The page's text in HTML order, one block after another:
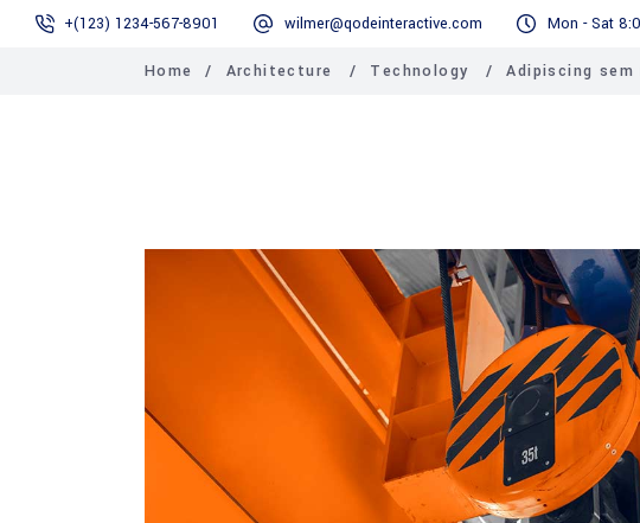
+(123) 1234-567-8901 wilmer@qodeinteractive.com Mon - Sat
Home / Architecture / Technology /Adipiscing sem